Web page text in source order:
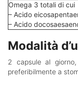
Omega 3 totali di cui
– Acido
– Acido
Modalità
2 capsule al giorno,
preferibilmente a